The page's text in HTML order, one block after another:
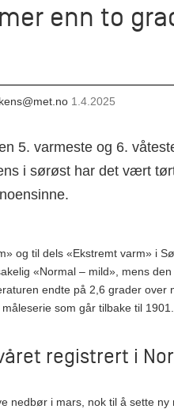
enn to
1.4.2025
5. varmeste og 6.
i sørøst har det vært
og til dels «Ekstremt varm» i
«Normal – mild», mens
endte på 2,6 grader
som går tilbake til
registrert i
nedbør i mars, nok til å sette